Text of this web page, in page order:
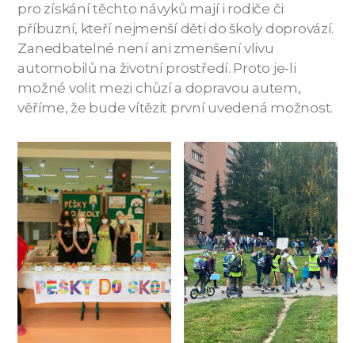
pro získání těchto návyků mají i rodiče či
příbuzní, kteří nejmenší děti do školy doprovází.
Zanedbatelné není ani zmenšení vlivu
automobilů na životní prostředí. Proto je-li
možné volit mezi chůzí a dopravou autem,
věříme, že bude vítězit první uvedená možnost.